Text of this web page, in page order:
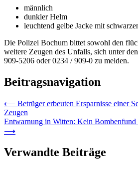
männlich
dunkler Helm
leuchtend gelbe Jacke mit
Die Polizei Bochum bittet sowohl den
weitere Zeugen des Unfalls, sich unter
909-5206 oder 0234 / 909-0 zu melden.
Beitragsnavigation
⟵ Betrüger erbeuten Ersparnisse einer
Zeugen
Entwarnung in Witten: Kein Bombenfund
⟶
Verwandte Beiträge